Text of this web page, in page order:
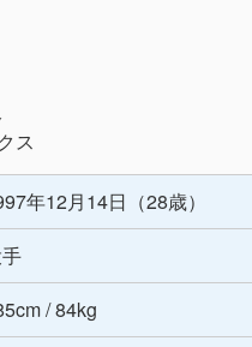
ス
年12月14日（28歳）
/ 84kg